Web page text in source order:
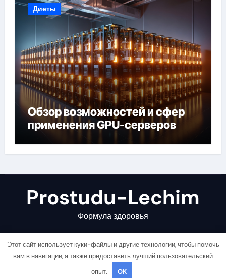
Диеты
Обзор возможностей и сфер
применения GPU-серверов
Prostudu-Lechim
Формула здоровья
Copyright © All rights reserved |
Этот сайт использует куки-файлы и другие технологии, чтобы помочь
вам в навигации, а также предоставить лучший пользовательский
опыт.
OK